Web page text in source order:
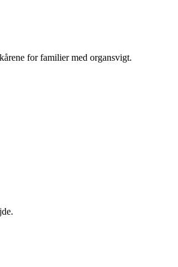
for familier med organsvigt.